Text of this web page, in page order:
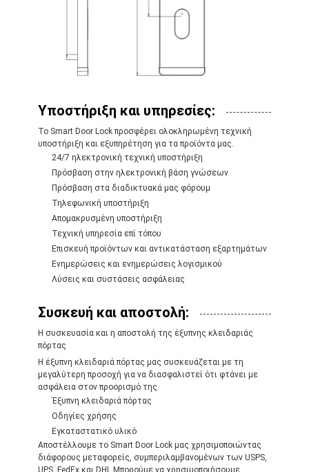
Υποστήριξη και υπηρεσίες:
Το Smart Door Lock προσφέρει ολοκληρωμένη τεχνική
υποστήριξη και εξυπηρέτηση για τα προϊόντα μας.
24/7 ηλεκτρονική τεχνική υποστήριξη
Πρόσβαση στην ηλεκτρονική βάση γνώσεων
Πρόσβαση στα διαδικτυακά μας φόρουμ
Τηλεφωνική υποστήριξη
Απομακρυσμένη υποστήριξη
Τεχνική υπηρεσία επί τόπου
Επισκευή προϊόντων και αντικατάσταση εξαρτημάτων
Ενημερώσεις και ενημερώσεις λογισμικού
Λύσεις και συστάσεις ασφάλειας
Συσκευή και αποστολή:
Η συσκευασία και η αποστολή της έξυπνης κλειδαριάς
πόρτας
Η έξυπνη κλειδαριά πόρτας μας συσκευάζεται με τη
μεγαλύτερη προσοχή για να διασφαλιστεί ότι φτάνει με
ασφάλεια στον προορισμό της.
Έξυπνη κλειδαριά πόρτας
Οδηγίες χρήσης
Εγκαταστατικό υλικό
Αποστέλλουμε το Smart Door Lock μας χρησιμοποιώντας
διάφορους μεταφορείς, συμπεριλαμβανομένων των USPS,
UPS, FedEx και DHL.Μπορούμε να χρησιμοποιήσουμε